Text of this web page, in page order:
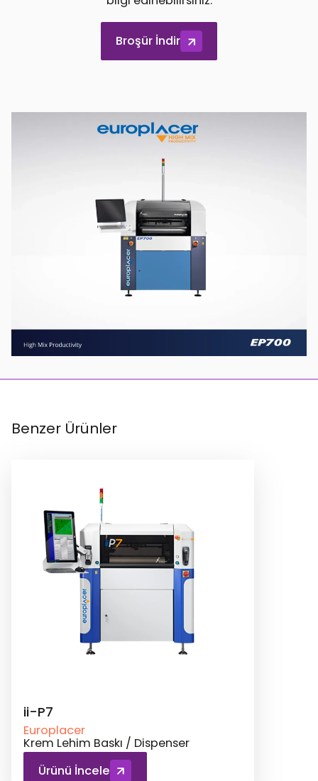
Broşür İndir
Benzer Ürünler
ii-P7
Europlacer
Krem Lehim Baskı / Dispenser
Ürünü İncele